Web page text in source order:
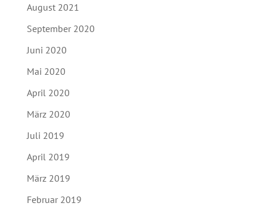
August 2021
September 2020
Juni 2020
Mai 2020
April 2020
März 2020
Juli 2019
April 2019
März 2019
Februar 2019